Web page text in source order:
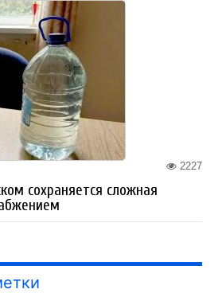
2227
сохраняется сложная